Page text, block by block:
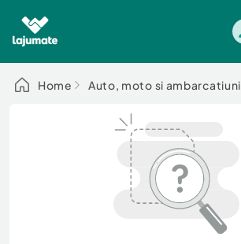
Alege categoria
Auto, moto si ambarcatiuni
Electronice si electrocasnice
Auto, moto si ambarcatiuni
Home Auto, moto si ambarcatiuni